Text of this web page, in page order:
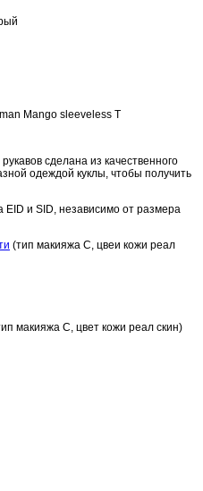
Mango sleeveless T
сделана из качественного
одеждой куклы, чтобы получить
EID и SID, независимо от размера
(тип макияжа С, цвеи кожи реал
макияжа С, цвет кожи реал скин)